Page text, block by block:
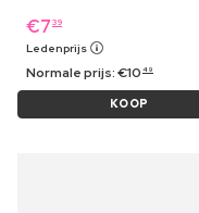
€7 39
Ledenprijs
Normale prijs:€10 49
KOOP